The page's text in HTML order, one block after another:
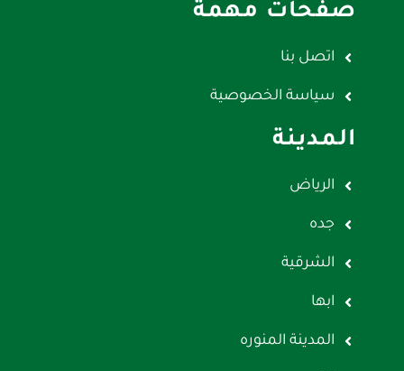
صفحات مهمة
اتصل بنا
سياسة الخصوصية
المدينة
الرياض
جده
الشرقية
ابها
المدينة المنوره